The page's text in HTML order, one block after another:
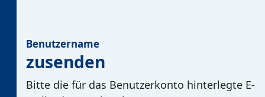
Benutzername
zusenden
Bitte die für das Benutzerkonto hinterlegte E-